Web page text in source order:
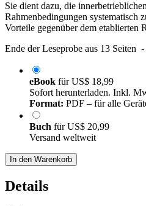
Sie dient dazu, die
Rahmenbedingungen systematisch
Vorteile gegenüber dem etablierten
Ende der Leseprobe aus 13 Seiten -
eBook fürUS$ 18,99
Sofort herunterladen. Inkl.
Format: PDF – für alle
Buch fürUS$ 20,99
Versand weltweit
In den Warenkorb
Details